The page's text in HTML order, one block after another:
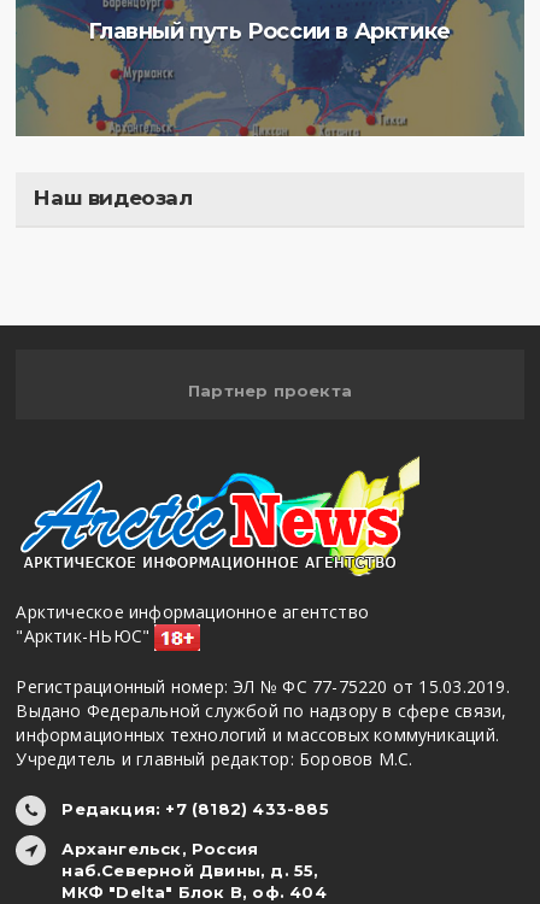
Главный путь России в Арктике
Наш видеозал
Партнер проекта
Арктическое информационное агентство
"Арктик-НЬЮС"
Регистрационный номер: ЭЛ № ФС 77-75220 от 15.03.2019.
Выдано Федеральной службой по надзору в сфере связи,
информационных технологий и массовых коммуникаций.
Учредитель и главный редактор: Боровов М.С.
Редакция: +7 (8182) 433-885
Архангельск, Россия
наб.Северной Двины, д. 55,
МКФ "Delta" Блок В, оф. 404